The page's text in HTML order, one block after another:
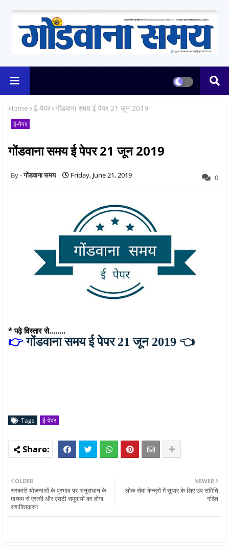
Home ई-पेपर गोंडवाना समय ई पेपर 21 जून 2019
ई-पेपर
गोंडवाना समय ई पेपर 21 जून 2019
गोंडवाना समय Friday, June 21, 2019 0
* पढ़े विस्तार से........
👉 गोंडवाना समय ई पेपर 21 जून 2019 👈
Tags ई-पेपर
NEWER
लोक सेवा केन्द्रों में सुधार के लिए उप समिति
गठित
OLDER
सरकारी योजनाओं के प्रभाव पर अनुसंधान के
माध्यम से एससी और एसटी समुदायों का होगा
सशक्तिकरण